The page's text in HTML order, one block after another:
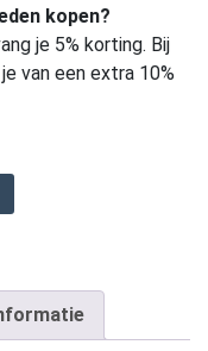
kopen?
je 5% korting. Bij
van een extra 10%